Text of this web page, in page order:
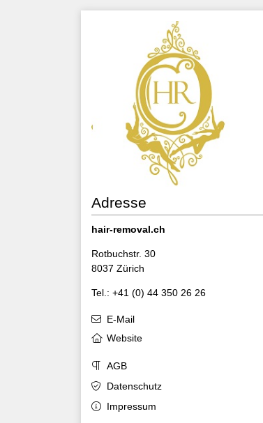
Adresse
hair-removal.ch
Rotbuchstr. 30
8037 Zürich
Tel.: +41 (0) 44 350 26 26
E-Mail
Website
AGB
Datenschutz
Impressum